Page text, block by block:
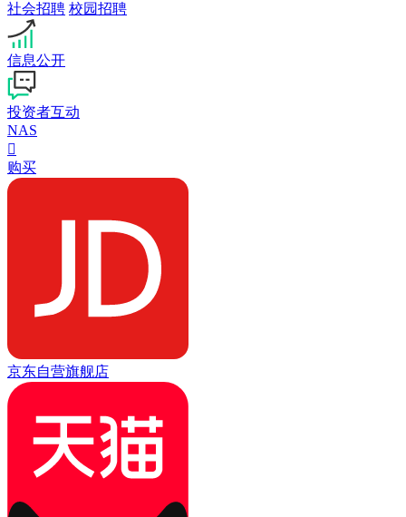
社会招聘 校园招聘
信息公开
投资者互动
NAS

购买
京东自营旗舰店